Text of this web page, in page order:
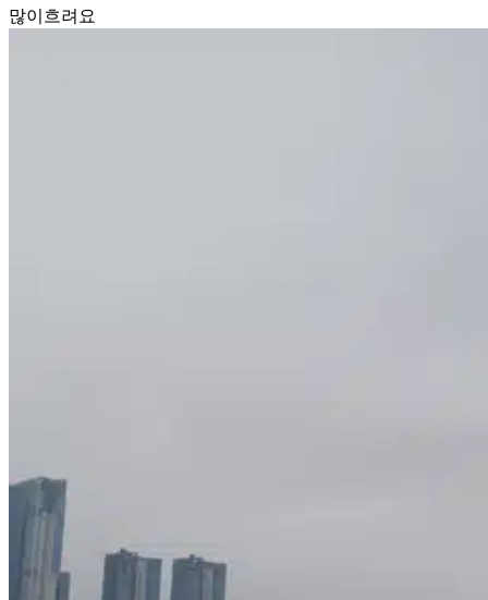
많이흐려요